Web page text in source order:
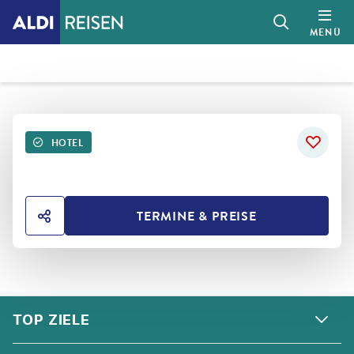
MENÜ
HOTEL
HOTEL TEILENTERMINE & PREISE
TOP ZIELE